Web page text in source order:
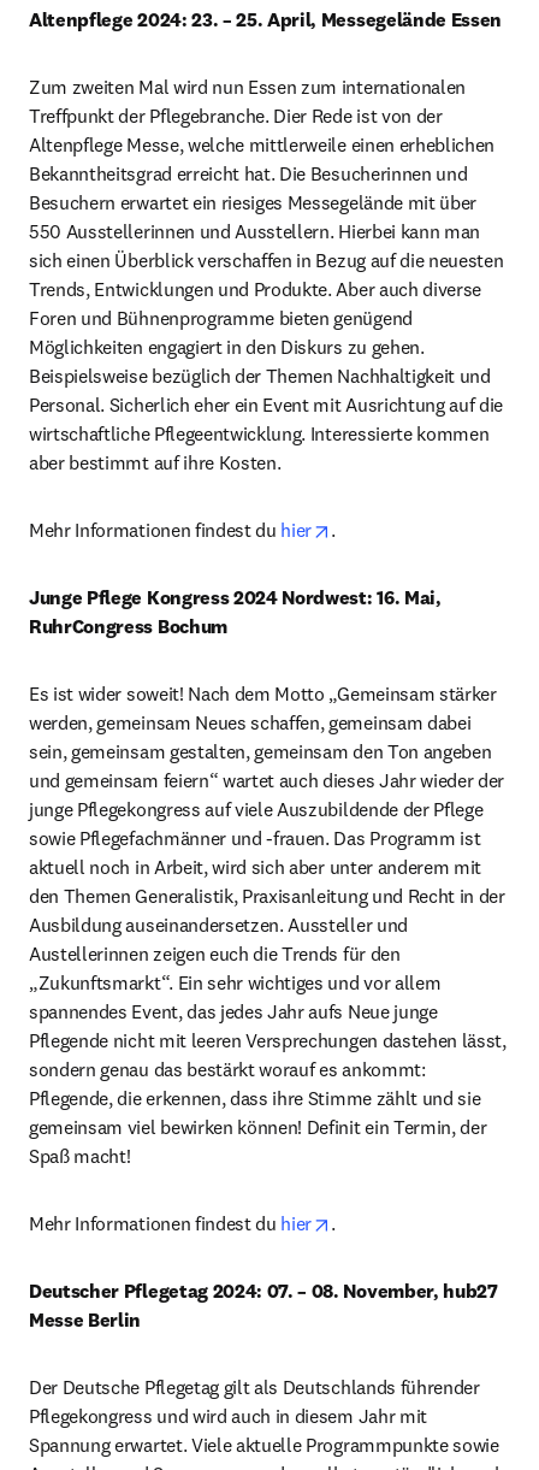
Altenpflege 2024: 23. – 25. April, Messegelände Essen
Zum zweiten Mal wird nun Essen zum internationalen
Treffpunkt der Pflegebranche. Dier Rede ist von der
Altenpflege Messe, welche mittlerweile einen erheblichen
Bekanntheitsgrad erreicht hat. Die Besucherinnen und
Besuchern erwartet ein riesiges Messegelände mit über
550 Ausstellerinnen und Ausstellern. Hierbei kann man
sich einen Überblick verschaffen in Bezug auf die neuesten
Trends, Entwicklungen und Produkte. Aber auch diverse
Foren und Bühnenprogramme bieten genügend
Möglichkeiten engagiert in den Diskurs zu gehen.
Beispielsweise bezüglich der Themen Nachhaltigkeit und
Personal. Sicherlich eher ein Event mit Ausrichtung auf die
wirtschaftliche Pflegeentwicklung. Interessierte kommen
aber bestimmt auf ihre Kosten.
Mehr Informationen findest du hier opens in new tab/window
.
Junge Pflege Kongress 2024 Nordwest: 16. Mai,
RuhrCongress Bochum
Es ist wider soweit! Nach dem Motto „Gemeinsam stärker
werden, gemeinsam Neues schaffen, gemeinsam dabei
sein, gemeinsam gestalten, gemeinsam den Ton angeben
und gemeinsam feiern“ wartet auch dieses Jahr wieder der
junge Pflegekongress auf viele Auszubildende der Pflege
sowie Pflegefachmänner und -frauen. Das Programm ist
aktuell noch in Arbeit, wird sich aber unter anderem mit
den Themen Generalistik, Praxisanleitung und Recht in der
Ausbildung auseinandersetzen. Aussteller und
Austellerinnen zeigen euch die Trends für den
„Zukunftsmarkt“. Ein sehr wichtiges und vor allem
spannendes Event, das jedes Jahr aufs Neue junge
Pflegende nicht mit leeren Versprechungen dastehen lässt,
sondern genau das bestärkt worauf es ankommt:
Pflegende, die erkennen, dass ihre Stimme zählt und sie
gemeinsam viel bewirken können! Definit ein Termin, der
Spaß macht!
Mehr Informationen findest du hier opens in new tab/window
.
Deutscher Pflegetag 2024: 07. – 08. November, hub27
Messe Berlin
Der Deutsche Pflegetag gilt als Deutschlands führender
Pflegekongress und wird auch in diesem Jahr mit
Spannung erwartet. Viele aktuelle Programmpunkte sowie